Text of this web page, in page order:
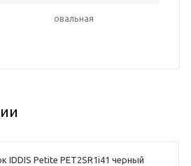
овальная
IDDIS Petite PET2SR1i41 черный